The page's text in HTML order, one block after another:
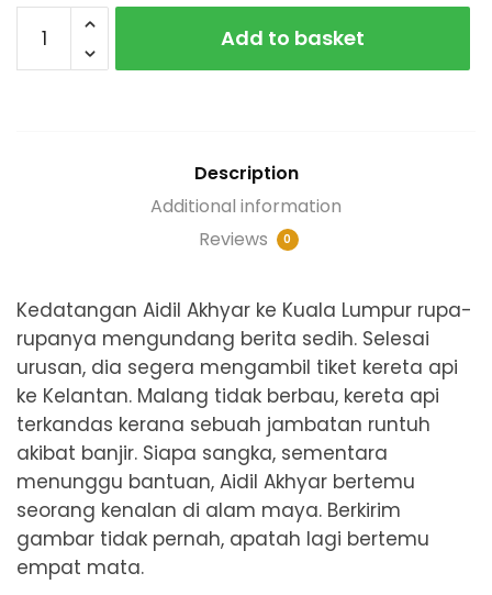
Terbongkar
quantity
Add to basket
Description
Additional information
Reviews
0
Kedatangan Aidil Akhyar ke Kuala Lumpur rupa-
rupanya mengundang berita sedih. Selesai
urusan, dia segera mengambil tiket kereta api
ke Kelantan. Malang tidak berbau, kereta api
terkandas kerana sebuah jambatan runtuh
akibat banjir. Siapa sangka, sementara
menunggu bantuan, Aidil Akhyar bertemu
seorang kenalan di alam maya. Berkirim
gambar tidak pernah, apatah lagi bertemu
empat mata.